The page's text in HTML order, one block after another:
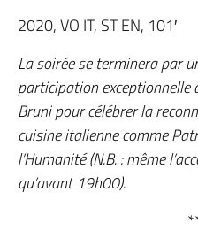
2020, VO IT, ST EN, 101′
La soirée se terminera par
participation exceptionnelle
Bruni pour célébrer la
cuisine italienne comme
l’Humanité (N.B. : même
qu’avant 19h00).